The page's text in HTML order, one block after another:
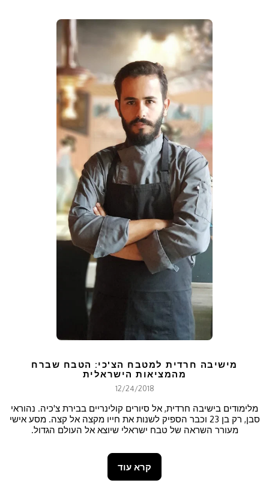
מישיבה חרדית למטבח הצ'כי: הטבח שברח
מהמציאות הישראלית
12/24/2018
מלימודים בישיבה חרדית, אל סיורים קולינריים בבירת צ'כיה. נהוראי
סבן, רק בן 23 וכבר הספיק לשנות את חייו מקצה אל קצה. מסע אישי
מעורר השראה של טבח ישראלי שיוצא אל העולם הגדול.
קרא עוד